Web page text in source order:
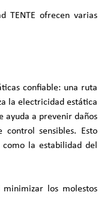
TENTE ofrecen varias
confiable: una ruta
la electricidad estática
ayuda a prevenir daños
control sensibles. Esto
la estabilidad del
los molestos